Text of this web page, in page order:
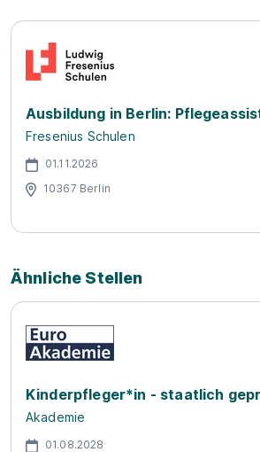
Ausbildung in Berlin:
Fresenius Schulen
01.11.2026
10367 Berlin
Ähnliche Stellen
Kinderpfleger*in - staatlich
Akademie
01.08.2028